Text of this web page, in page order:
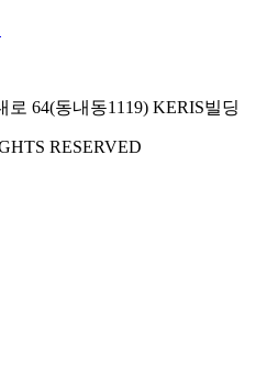
64(동내동1119) KERIS빌딩
RESERVED